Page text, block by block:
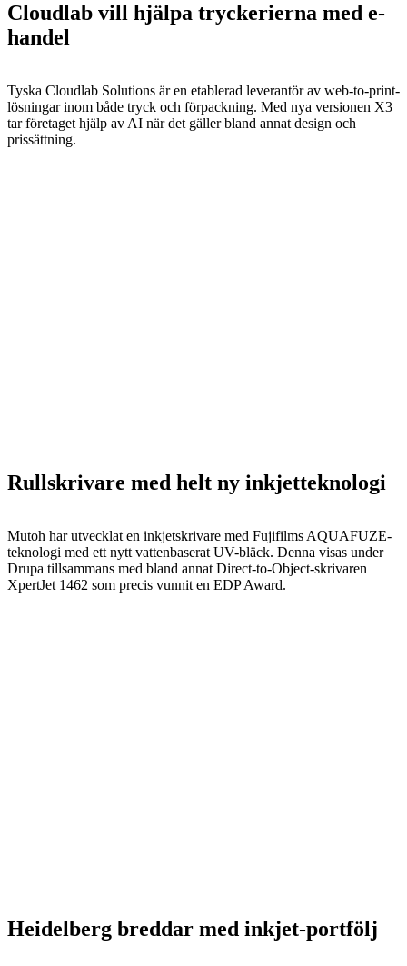
Cloudlab vill hjälpa tryckerierna med e-
handel
Tyska Cloudlab Solutions är en etablerad leverantör av web-to-print-
lösningar inom både tryck och förpackning. Med nya versionen X3
tar företaget hjälp av AI när det gäller bland annat design och
prissättning.
Rullskrivare med helt ny inkjetteknologi
Mutoh har utvecklat en inkjetskrivare med Fujifilms AQUAFUZE-
teknologi med ett nytt vattenbaserat UV-bläck. Denna visas under
Drupa tillsammans med bland annat Direct-to-Object-skrivaren
XpertJet 1462 som precis vunnit en EDP Award.
Heidelberg breddar med inkjet-portfölj